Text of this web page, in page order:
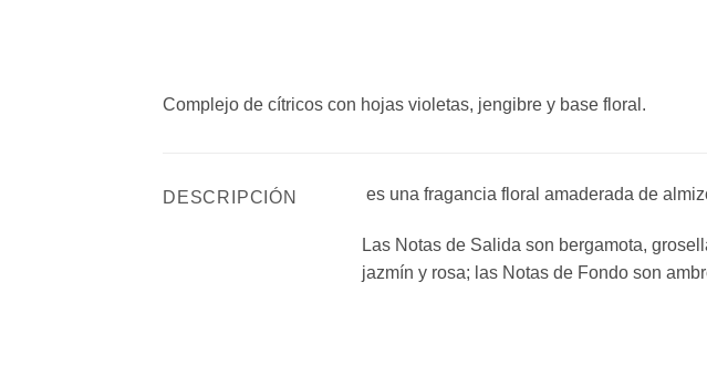
Complejo de cítricos con hojas violetas, jengibre y base floral.
DESCRIPCIÓN es una fragancia floral amaderada de
Las Notas de Salida son bergamota,
jazmín y rosa; las Notas de Fondo son